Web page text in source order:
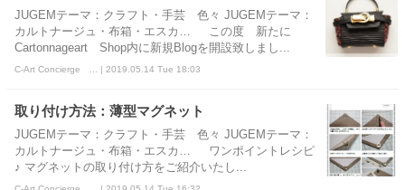
JUGEMテーマ：クラフト・手芸 色々 JUGEMテーマ：
カルトナージュ・布箱・エスカ… この度 新たに
Cartonnageart Shop内に新規Blogを開設致しまし...
C-Art Concierge ... | 2019.05.14 Tue 18:03
取り付け方法：薄型マグネット
JUGEMテーマ：クラフト・手芸 色々 JUGEMテーマ：
カルトナージュ・布箱・エスカ… ワンポイントレシピ
♪ マグネットの取り付け方をご紹介いたし...